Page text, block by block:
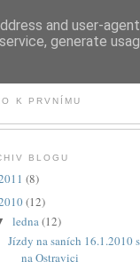
K PRVNÍMU
BLOGU
(8)
(12)
ledna(12)
Jízdy na saních 16.1.2010
na Ostravici
and user-agent
generate